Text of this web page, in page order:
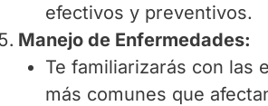
efectivos y preventivos.
Manejo de Enfermedades:
Te familiarizarás con las
más comunes que